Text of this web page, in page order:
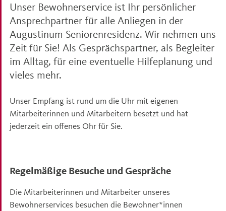
Unser Bewohnerservice ist Ihr persönlicher
Ansprechpartner für alle Anliegen in der
Augustinum Seniorenresidenz. Wir nehmen uns
Zeit für Sie! Als Gesprächspartner, als Begleiter
im Alltag, für eine eventuelle Hilfeplanung und
vieles mehr.
Unser Empfang ist rund um die Uhr mit eigenen
Mitarbeiterinnen und Mitarbeitern besetzt und hat
jederzeit ein offenes Ohr für Sie.
Regelmäßige Besuche und Gespräche
Die Mitarbeiterinnen und Mitarbeiter unseres
Bewohnerservices besuchen die Bewohner*innen